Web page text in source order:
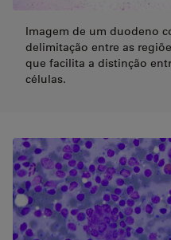
Imagem de um duodeno
delimitação entre as
que facilita a distinção
células.